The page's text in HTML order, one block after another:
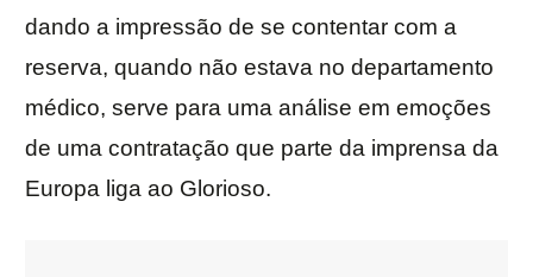
dando a impressão de se contentar com a
reserva, quando não estava no departamento
médico, serve para uma análise em emoções
de uma contratação que parte da imprensa da
Europa liga ao Glorioso.